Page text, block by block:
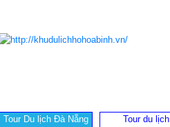
Tour Du lịch Đà Nẵng
Tour du lịch